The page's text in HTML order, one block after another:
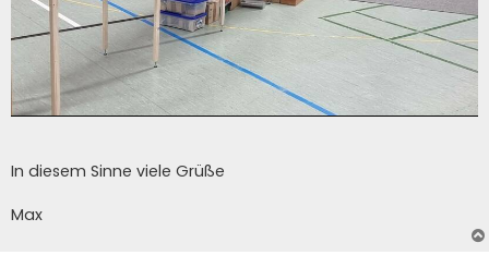
In diesem Sinne viele Grüße
Max